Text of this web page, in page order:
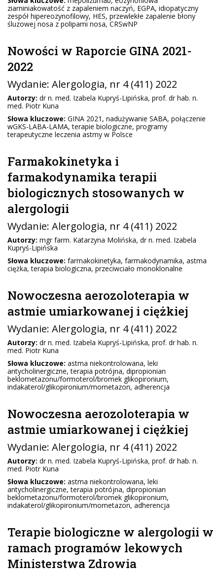
ziarniniakowatość z zapaleniem naczyń, EGPA, idiopatyczny
zespół hipereozynofilowy, HES, przewlekłe zapalenie błony
śluzowej nosa z polipami nosa, CRSwNP
Nowości w Raporcie GINA 2021-
2022
Wydanie: Alergologia, nr 4 (411) 2022
Autorzy: dr n. med. Izabela Kupryś-Lipińska, prof. dr hab. n.
med. Piotr Kuna
Słowa kluczowe: GINA 2021, nadużywanie SABA, połączenie
wGKS-LABA-LAMA, terapie biologiczne, programy
terapeutyczne leczenia astmy w Polsce
Farmakokinetyka i
farmakodynamika terapii
biologicznych stosowanych w
alergologii
Wydanie: Alergologia, nr 4 (411) 2022
Autorzy: mgr farm. Katarzyna Molińska, dr n. med. Izabela
Kupryś-Lipińska
Słowa kluczowe: farmakokinetyka, farmakodynamika, astma
ciężka, terapia biologiczna, przeciwciało monoklonalne
Nowoczesna aerozoloterapia w
astmie umiarkowanej i ciężkiej
Wydanie: Alergologia, nr 4 (411) 2022
Autorzy: dr n. med. Izabela Kupryś-Lipińska, prof. dr hab. n.
med. Piotr Kuna
Słowa kluczowe: astma niekontrolowana, leki
antycholinergiczne, terapia potrójna, dipropionian
beklometazonu/formoterol/bromek glikopironium,
indakaterol/glikopironium/mometazon, adherencja
Nowoczesna aerozoloterapia w
astmie umiarkowanej i ciężkiej
Wydanie: Alergologia, nr 4 (411) 2022
Autorzy: dr n. med. Izabela Kupryś-Lipińska, prof. dr hab. n.
med. Piotr Kuna
Słowa kluczowe: astma niekontrolowana, leki
antycholinergiczne, terapia potrójna, dipropionian
beklometazonu/formoterol/bromek glikopironium,
indakaterol/glikopironium/mometazon, adherencja
Terapie biologiczne w alergologii w
ramach programów lekowych
Ministerstwa Zdrowia